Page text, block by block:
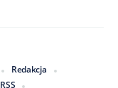
Redakcja
RSS